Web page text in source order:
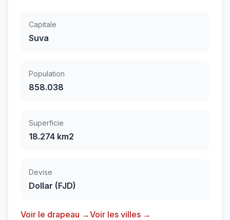
Capitale
Suva
Population
858.038
Superficie
18.274 km2
Devise
Dollar (FJD)
Voir le drapeau →Voir les villes →